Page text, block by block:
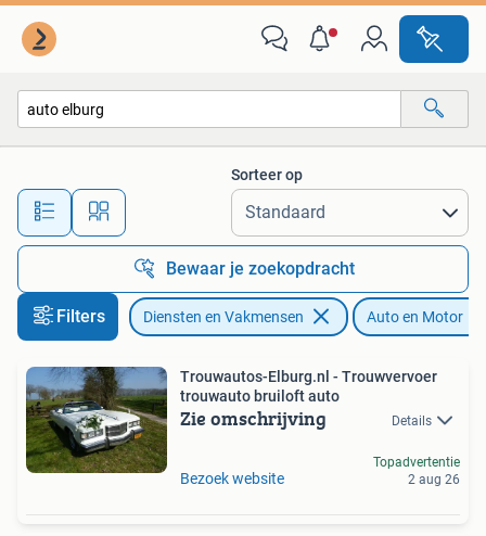
Alle afstanden…
Sorteer op
Bewaar je zoekopdracht
Filters Diensten en Vakmensen Auto en Motor
Trouwautos-Elburg.nl - Trouwvervoer
trouwauto bruiloft auto
Zie omschrijving Details
Bezoek website
Topadvertentie
2 aug 26